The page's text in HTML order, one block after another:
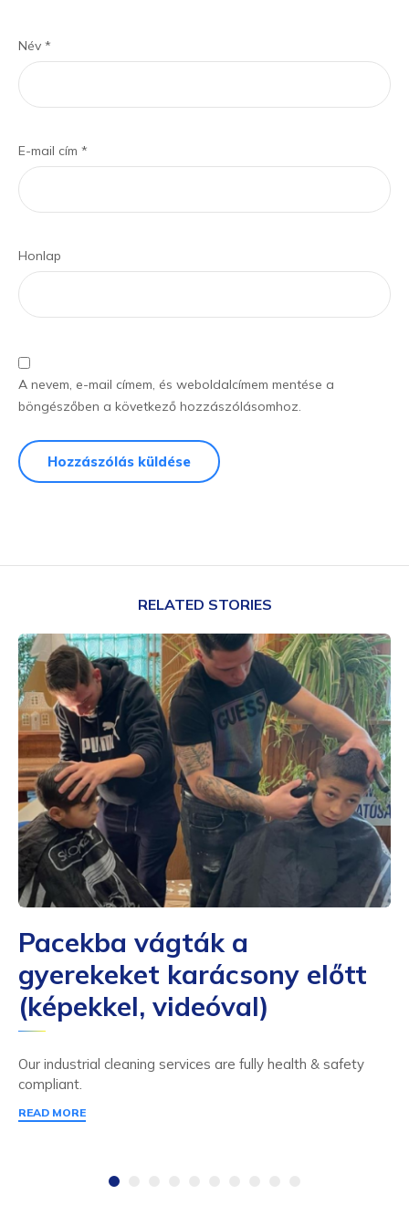
Név *
E-mail cím *
Honlap
A nevem, e-mail címem, és weboldalcímem mentése a
böngészőben a következő hozzászólásomhoz.
RELATED STORIES
Pacekba vágták a
gyerekeket karácsony előtt
(képekkel, videóval)
Our industrial cleaning services are fully health & safety
compliant.
READ MORE